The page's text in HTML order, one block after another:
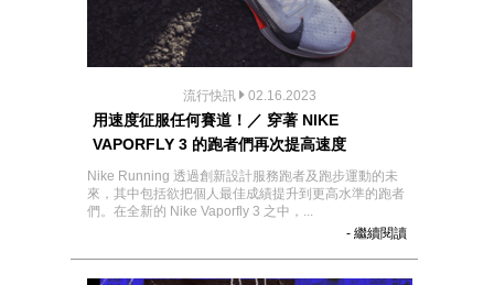
流行快訊 02.16.2023
用速度征服任何賽道！／ 穿著 NIKE
VAPORFLY 3 的跑者們再次提高速度
Nike Running 透過創新設計服務跑者及跑步運動的未
來，其中包括欲把個人最佳成績提升到更高水準的跑者
們。在全新的 Nike Vaporfly 3 之中，...
- 繼續閱讀